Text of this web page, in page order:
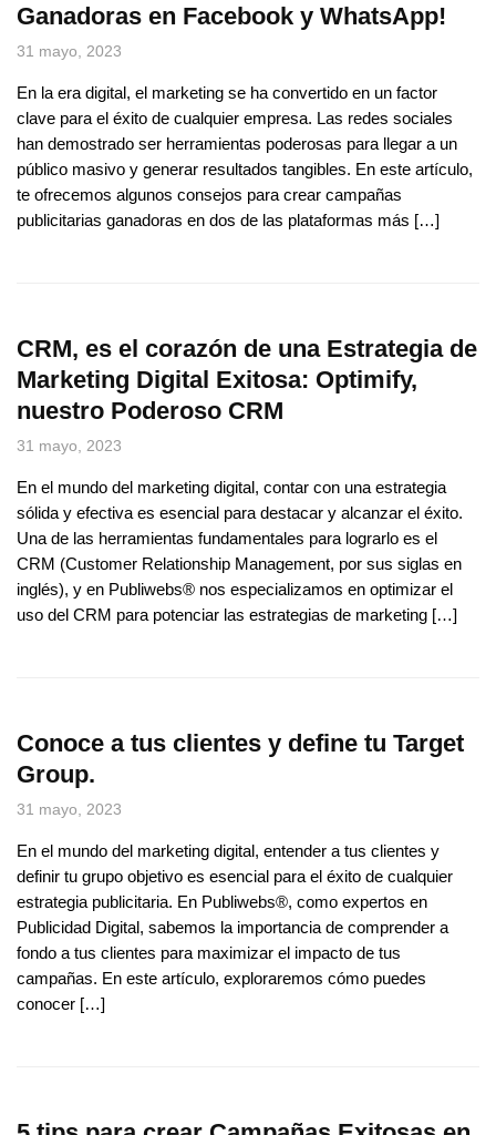
Ganadoras en Facebook y WhatsApp!
31 mayo, 2023
En la era digital, el marketing se ha convertido en un factor
clave para el éxito de cualquier empresa. Las redes sociales
han demostrado ser herramientas poderosas para llegar a un
público masivo y generar resultados tangibles. En este artículo,
te ofrecemos algunos consejos para crear campañas
publicitarias ganadoras en dos de las plataformas más […]
CRM, es el corazón de una Estrategia de
Marketing Digital Exitosa: Optimify,
nuestro Poderoso CRM
31 mayo, 2023
En el mundo del marketing digital, contar con una estrategia
sólida y efectiva es esencial para destacar y alcanzar el éxito.
Una de las herramientas fundamentales para lograrlo es el
CRM (Customer Relationship Management, por sus siglas en
inglés), y en Publiwebs® nos especializamos en optimizar el
uso del CRM para potenciar las estrategias de marketing […]
Conoce a tus clientes y define tu Target
Group.
31 mayo, 2023
En el mundo del marketing digital, entender a tus clientes y
definir tu grupo objetivo es esencial para el éxito de cualquier
estrategia publicitaria. En Publiwebs®, como expertos en
Publicidad Digital, sabemos la importancia de comprender a
fondo a tus clientes para maximizar el impacto de tus
campañas. En este artículo, exploraremos cómo puedes
conocer […]